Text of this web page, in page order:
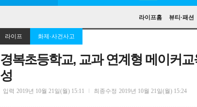
라이프홈 뷰티·패션
라이프 화제·사건사고
경복초등학교, 교과 연계형 메이커
성
입력 2019년 10월 21일(월) 15:11 최종수정 2019년 10월 21일(월) 15:24